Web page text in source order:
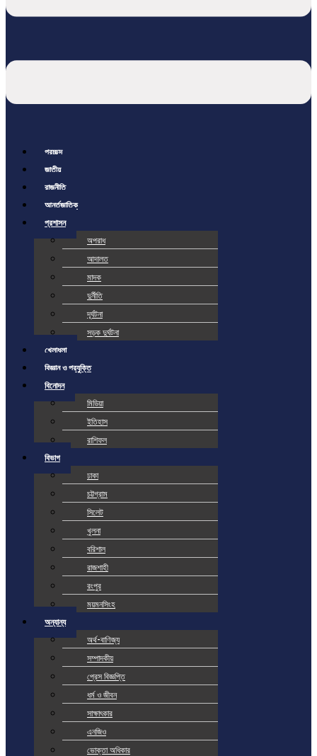
প্রচ্ছদ
জাতীয়
রাজনীতি
আর্ন্তজাতিক
প্রশাসন
অপরাধ
আদালত
মাদক
দুর্নীতি
দূর্ঘটনা
সড়ক দুর্ঘটনা
খেলাধুলা
বিজ্ঞান ও প্রযুক্তি
বিনোদন
মিডিয়া
ইতিহাস
রাশিফল
বিভাগ
ঢাকা
চট্টগ্রাম
সিলেট
খুলনা
বরিশাল
রাজশাহী
রংপুর
ময়মনসিংহ
অন্যান্য
অর্থ-বাণিজ্য
সম্পাদকীয়
প্রেস বিজ্ঞপ্তি
ধর্ম ও জীবন
সাক্ষাৎকার
এনজিও
ভোক্তা অধিকার